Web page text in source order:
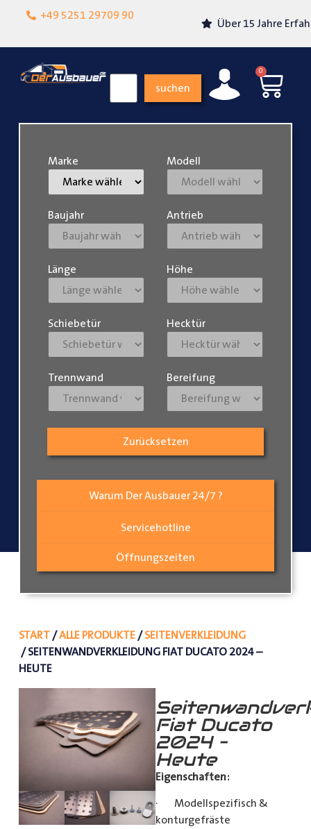
+49 5251 29709 90
Lokalgeschäft in
Über 15 Jahre Erfahrung
suchen
0
Warum Der Ausbauer 24/7 ?
Servicehotline
Öffnungszeiten
Marke Modell
Baujahr Antrieb
Länge Höhe
Schiebetür Hecktür
Trennwand Bereifung
Zurücksetzen
START/ALLE PRODUKTE/SEITENVERKLEIDUNG
/ SEITENWANDVERKLEIDUNG FIAT DUCATO 2024 –
HEUTE
Fiat Ducato
2024 –
Heute
Eigenschaften:
· Modellspezifisch &
konturgefräste